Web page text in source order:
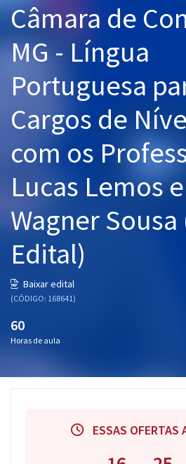
Cursos 20% OFF
Pós
Graduação
OAB
Questões grátis
Aprovados
Atendimento
Câmara de
MG - Língua
Portuguesa
Cargos de
com os
Lucas Lemos e
Wagner Sousa
Edital)
Baixar edital
(CÓDIGO: 168641)
60
Horas de aula
ESSAS OFERTAS